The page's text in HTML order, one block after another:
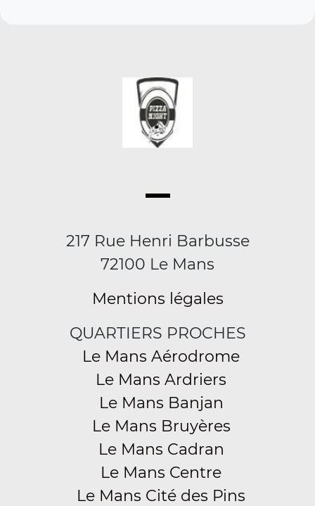
217 Rue Henri Barbusse
72100 Le Mans
Mentions légales
QUARTIERS PROCHES
Le Mans Aérodrome
Le Mans Ardriers
Le Mans Banjan
Le Mans Bruyères
Le Mans Cadran
Le Mans Centre
Le Mans Cité des Pins